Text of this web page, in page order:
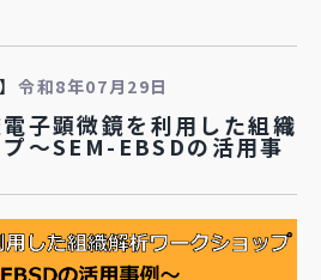
令和8年07月29日
電子顕微鏡を利用した組織
～SEM-EBSDの活用事